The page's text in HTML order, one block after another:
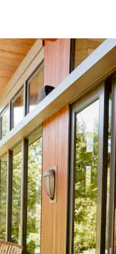
или навигирайте с